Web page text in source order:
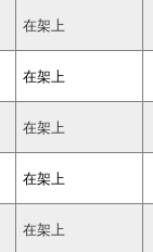
在架上
在架上
在架上
在架上
在架上